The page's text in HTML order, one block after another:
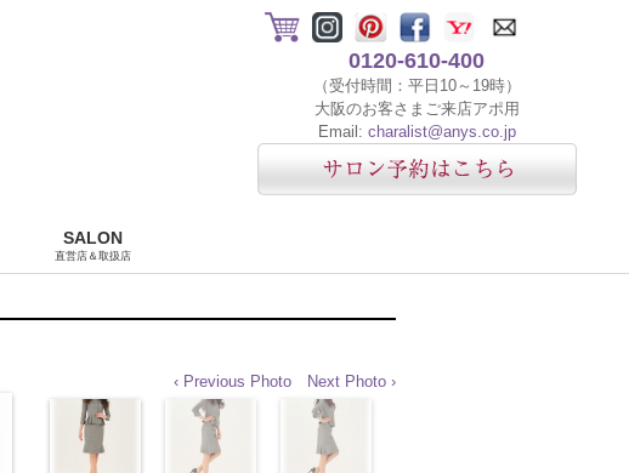
0120-610-400
（受付時間：平日10～19時）
大阪のお客さまご来店アポ用
Email: charalist@anys.co.jp
SALON
直営店＆取扱店
‹ Previous Photo Next Photo ›